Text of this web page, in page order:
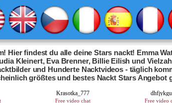
Hier findest du alle deine Stars nackt! Emma
Kleinert, Eva Brenner, Billie Eilish und
und Hunderte Nacktvideos - täglich
größtes und bestes Nackt Stars Angebot